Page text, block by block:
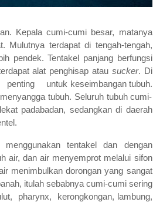
Kepala cumi-cumi besar, matanya
Mulutnya terdapat di tengah-tengah,
pendek. Tentakel panjang berfungsi
alat penghisap atau sucker. Di
penting
untuk keseimbangan tubuh.
tubuh. Seluruh tubuh cumi-
padabadan, sedangkan di daerah
tentakel dan dengan
air, dan air menyemprot melalui sifon
menimbulkan dorongan yang sangat
itulah sebabnya cumi-cumi sering
pharynx,
kerongkongan, lambung,